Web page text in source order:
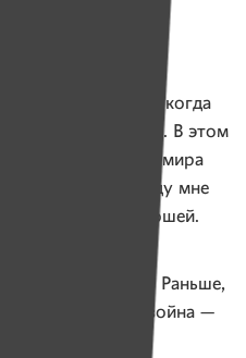
успехов.
жизни нет, но, когда
я радуюсь. В этом
м на чемпионате мира
Еще в этом году мне
среди юношей.
постоянно. Раньше,
где-то или война —
а моя жизнь